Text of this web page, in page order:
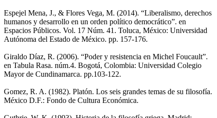
Espejel Mena, J., & Flores Vega, M. (2014). “Liberalismo, derechos
humanos y desarrollo en un orden político democrático”. en
Espacios Públicos. Vol. 17 Núm. 41. Toluca, México: Universidad
Autónoma del Estado de México. pp. 157-176.
Giraldo Díaz, R. (2006). “Poder y resistencia en Michel Foucault”.
en Tabula Rasa. núm.4. Bogotá, Colombia: Universidad Colegio
Mayor de Cundinamarca. pp.103-122.
Gomez, R. A. (1982). Platón. Los seis grandes temas de su filosofía.
México D.F.: Fondo de Cultura Económica.